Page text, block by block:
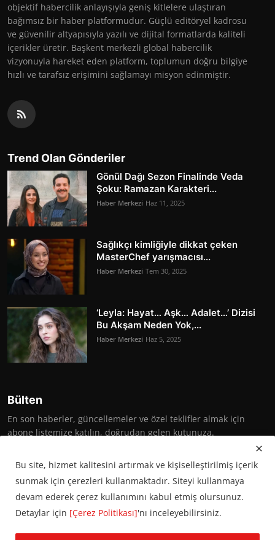
objektif habercilik anlayışıyla geniş kitlelere ulaştıran
bağımsız bir haber platformudur. Güçlü editöryel kadrosu
ve güvenilir altyapısıyla yazılı ve dijital formatlarda kaliteli
içerikler üretir. Başkent merkezli global habercilik
vizyonuyla hareket eden platform, toplumun doğru bilgiye
hızlı ve tarafsız erişimini sağlamayı misyon edinmiştir.
Trend Olan Gönderiler
Gönül Dağı Sezon Finalinde Veda
Şoku: Ramazan Karakteri...
Haber Merkezi Haz 11, 2025
Sağlıkçı kimliğiyle dikkat çeken
MasterChef yarışmacısı...
Haber Merkezi Tem 30, 2025
‘Leyla: Hayat… Aşk… Adalet…’ Dizisi
Bu Akşam Neden Yok,...
Haber Merkezi Haz 5, 2025
Bülten
En son haberler, güncellemeler ve özel teklifler almak için
abone listemize katılın, doğrudan gelen kutunuza.
Abone Ol
Bu site, hizmet kalitesini artırmak ve kişiselleştirilmiş içerik
sunmak için çerezleri kullanmaktadır. Siteyi kullanmaya
devam ederek çerez kullanımını kabul etmiş olursunuz.
Detaylar için [Çerez Politikası]'nı inceleyebilirsiniz.